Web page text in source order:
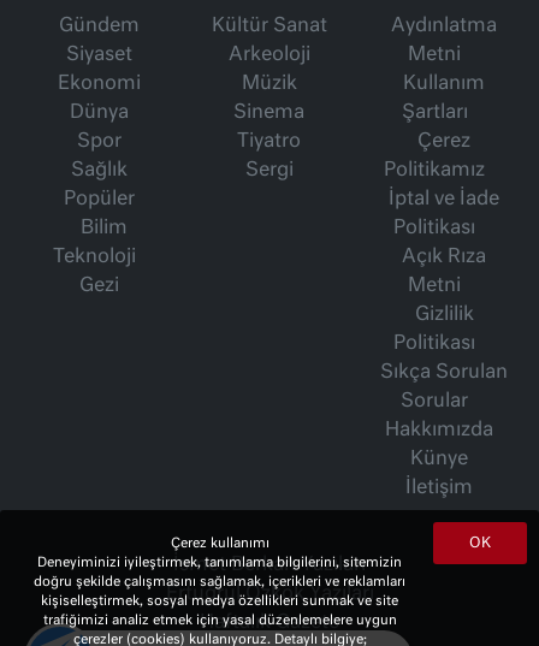
Gündem
Siyaset
Ekonomi
Dünya
Spor
Sağlık
Popüler
Bilim
Teknoloji
Gezi
Kültür Sanat
Arkeoloji
Müzik
Sinema
Tiyatro
Sergi
Aydınlatma
Metni
Kullanım
Şartları
Çerez
Politikamız
İptal ve İade
Politikası
Açık Rıza
Metni
Gizlilik
Politikası
Sıkça Sorulan
Sorular
Hakkımızda
Künye
İletişim
İsmet Berkan Yazıları
Ertuğrul Özkök Yazıları
Haftalık Gazete
OK
Çerez kullanımı
Deneyiminizi iyileştirmek, tanımlama bilgilerini, sitemizin
doğru şekilde çalışmasını sağlamak, içerikleri ve reklamları
kişiselleştirmek, sosyal medya özellikleri sunmak ve site
trafiğimizi analiz etmek için yasal düzenlemelere uygun
çerezler (cookies) kullanıyoruz. Detaylı bilgiye;